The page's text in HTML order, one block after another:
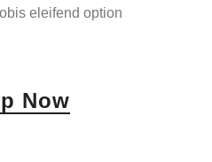
eleifend option
Now